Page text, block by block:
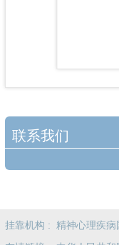
联系我们
挂靠机构 : 精神心理疾